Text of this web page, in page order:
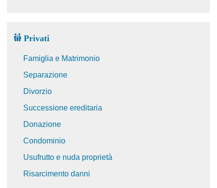
Privati
Famiglia e Matrimonio
Separazione
Divorzio
Successione ereditaria
Donazione
Condominio
Usufrutto e nuda proprietà
Risarcimento danni